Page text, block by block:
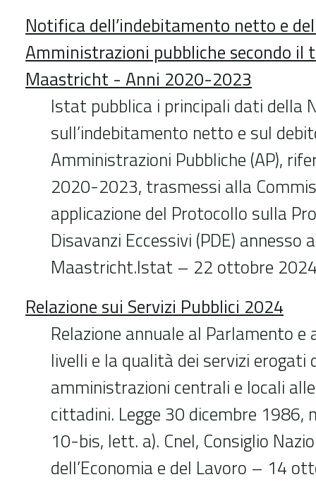
Notifica dell’indebitamento netto e
Amministrazioni pubbliche secondo
Maastricht - Anni 2020-2023
Istat pubblica i principali dati della
sull’indebitamento netto e sul
Amministrazioni Pubbliche (AP),
2020-2023, trasmessi alla
applicazione del Protocollo sulla
Disavanzi Eccessivi (PDE)
Maastricht.Istat – 22 ottobre
Relazione sui Servizi Pubblici 2024
Relazione annuale al Parlamento e
livelli e la qualità dei servizi erogati
amministrazioni centrali e locali
cittadini. Legge 30 dicembre 1986,
10-bis, lett. a). Cnel, Consiglio
dell’Economia e del Lavoro – 14